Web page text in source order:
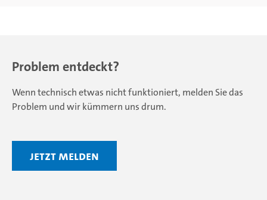
Problem entdeckt?
Wenn technisch etwas nicht funktioniert, melden Sie das
Problem und wir kümmern uns drum.
Jetzt Melden